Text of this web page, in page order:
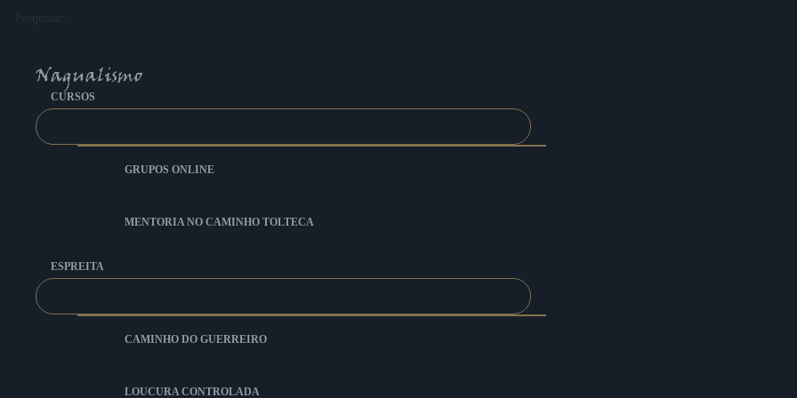
conteúdo
CURSOS
GRUPOS ONLINE
MENTORIA NO CAMINHO TOLTECA
ESPREITA
CAMINHO DO GUERREIRO
LOUCURA CONTROLADA